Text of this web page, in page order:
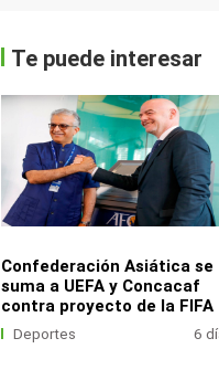
Te puede interesar
Confederación Asiática se
suma a UEFA y Concacaf
contra proyecto de la FIFA
Deportes 6